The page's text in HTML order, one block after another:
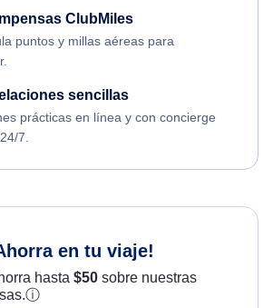
ClubMiles
puntos y millas aéreas para
sencillas
prácticas en línea y con concierge
7.
en tu viaje!
hasta $50sobre nuestras
ⓘ